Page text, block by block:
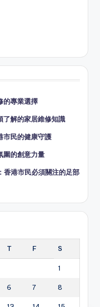
的專業選擇
了解的家居維修知識
市民的健康守護
圍的創意力量
港市民必須關注的足部
T F S
1
6 7 8